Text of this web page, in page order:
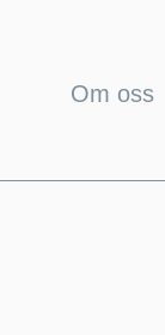
Om oss